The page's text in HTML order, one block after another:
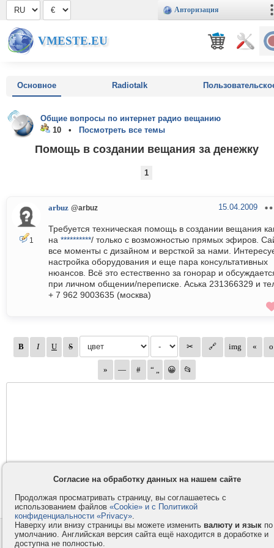
Авторизация
VMESTE.EU
Основное Radiotalk
Общие вопросы по интернет радио вещанию
10 •
Посмотреть все темы
Помощь в создании вещания за денежку
1
1
arbuz @arbuz 15.04.2009
Требуется техническая помощь в создании вещания
на **********/ только с возможностью прямых эфиров.
все моменты с дизайном и версткой за нами.
настройка оборудования и еще пара консультативных
нюансов. Всё это естественно за гонорар и
при личном общении/переписке. Аська 231366329 и
+ 7 962 9003635 (москва)
Контакты
Компания
Privacy и Cookie
Согласие на обработку данных на нашем сайте
Продолжая просматривать страницу, вы соглашаетесь с
использованием файлов «Cookie» и с Политикой
конфиденциальности «Privacy».
Наверху или внизу страницы вы можете изменить валюту и язык по
умолчанию. Английская версия сайта ещё находится в доработке и
доступна не полностью.